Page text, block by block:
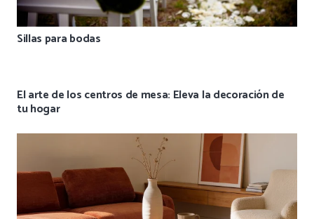
Sillas para bodas
El arte de los centros de mesa: Eleva la decoración de
tu hogar